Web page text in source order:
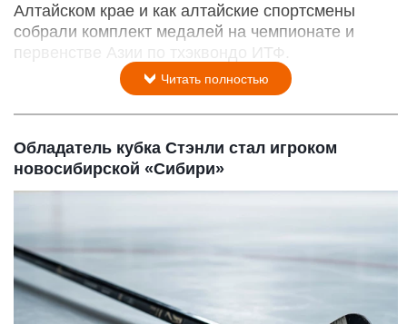
Алтайском крае и как алтайские спортсмены
собрали комплект медалей на чемпионате и
первенстве Азии по тхэквондо ИТФ.
Читать полностью
Обладатель кубка Стэнли стал игроком
новосибирской «Сибири»